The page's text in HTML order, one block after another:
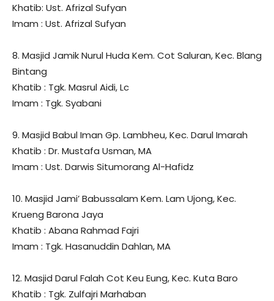
Khatib: Ust. Afrizal Sufyan
Imam : Ust. Afrizal Sufyan
8. Masjid Jamik Nurul Huda Kem. Cot Saluran, Kec. Blang
Bintang
Khatib : Tgk. Masrul Aidi, Lc
Imam : Tgk. Syabani
9. Masjid Babul Iman Gp. Lambheu, Kec. Darul Imarah
Khatib : Dr. Mustafa Usman, MA
Imam : Ust. Darwis Situmorang Al-Hafidz
10. Masjid Jami’ Babussalam Kem. Lam Ujong, Kec.
Krueng Barona Jaya
Khatib : Abana Rahmad Fajri
Imam : Tgk. Hasanuddin Dahlan, MA
12. Masjid Darul Falah Cot Keu Eung, Kec. Kuta Baro
Khatib : Tgk. Zulfajri Marhaban